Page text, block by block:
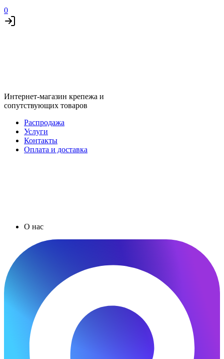
0
Интернет-магазин крепежа и
сопутствующих товаров
Распродажа
Услуги
Контакты
Оплата и доставка
О нас